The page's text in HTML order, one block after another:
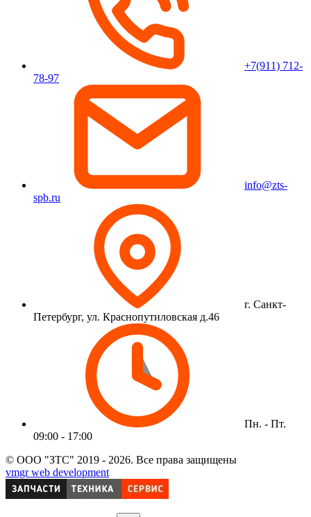
+7(911) 712-
78-97
info@zts-
spb.ru
г. Санкт-
Петербург, ул. Краснопутиловская д.46
Пн. - Пт.
09:00 - 17:00
© ООО "ЗТС" 2019 - 2026. Все права защищены
vmgr web development